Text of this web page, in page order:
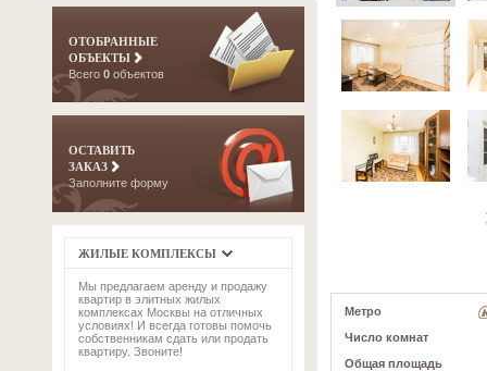
ОТОБРАННЫЕ
ОБЪЕКТЫ
Всего 0 объектов
ОСТАВИТЬ
ЗАКАЗ
Заполните форму
ЖИЛЫЕ КОМПЛЕКСЫ
Мы предлагаем аренду и продажу
квартир в элитных жилых
комплексах Москвы на отличных
условиях! И всегда готовы помочь
собственникам сдать или продать
квартиру. Звоните!
Метро
Число комнат
Общая площадь